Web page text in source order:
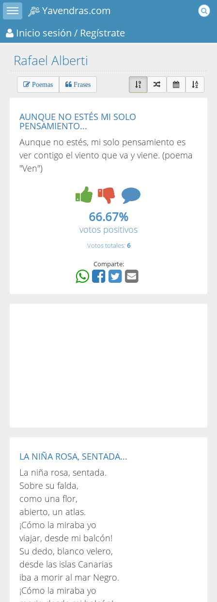
Toggle sidebar
Yavendras.com
Inicio sesión / Regístrate
Rafael Alberti
Poemas Frases
AUNQUE NO ESTÉS MI SOLO
PENSAMIENTO...
Aunque no estés, mi solo pensamiento es
ver contigo el viento que va y viene. (poema
"Ven")
66.67%
votos positivos
Votos totales: 6
Comparte:
LA NIÑA ROSA, SENTADA...
La niña rosa, sentada.
Sobre su falda,
como una flor,
abierto, un atlas.
¡Cómo la miraba yo
viajar, desde mi balcón!
Su dedo, blanco velero,
desde las islas Canarias
iba a morir al mar Negro.
¡Cómo la miraba yo